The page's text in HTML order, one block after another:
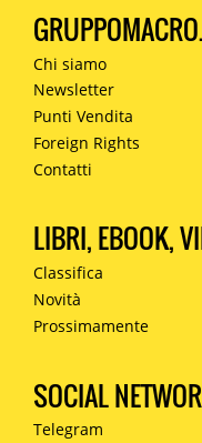
Chi siamo
Newsletter
Punti Vendita
Foreign Rights
Contatti
LIBRI, EBOOK,
Classifica
Novità
Prossimamente
SOCIAL
Telegram